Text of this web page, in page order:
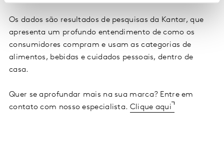
Os dados são resultados de pesquisas da Kantar, que
apresenta um profundo entendimento de como os
consumidores compram e usam as categorias de
alimentos, bebidas e cuidados pessoais, dentro de
casa.
Quer se aprofundar mais na sua marca? Entre em
contato com nosso especialista. Clique aqui